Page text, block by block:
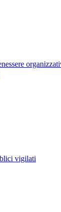
vigilati